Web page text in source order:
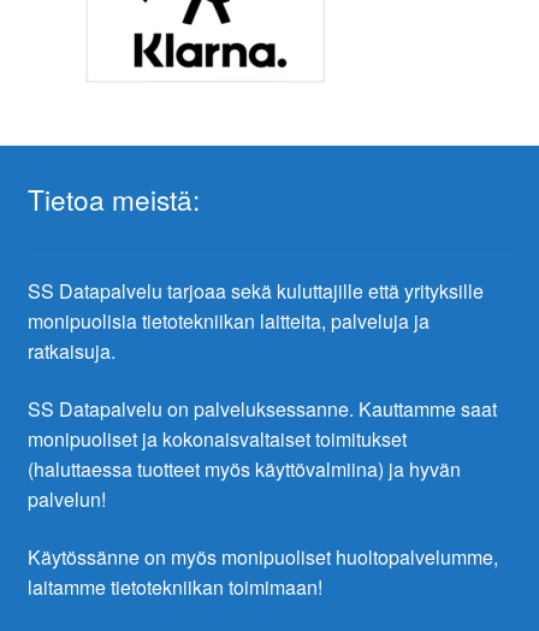
Tietoa meistä:
SS Datapalvelu tarjoaa sekä kuluttajille että yrityksille
monipuolisia tietotekniikan laitteita, palveluja ja
ratkaisuja.
SS Datapalvelu on palveluksessanne. Kauttamme saat
monipuoliset ja kokonaisvaltaiset toimitukset
(haluttaessa tuotteet myös käyttövalmiina) ja hyvän
palvelun!
Käytössänne on myös monipuoliset huoltopalvelumme,
laitamme tietotekniikan toimimaan!